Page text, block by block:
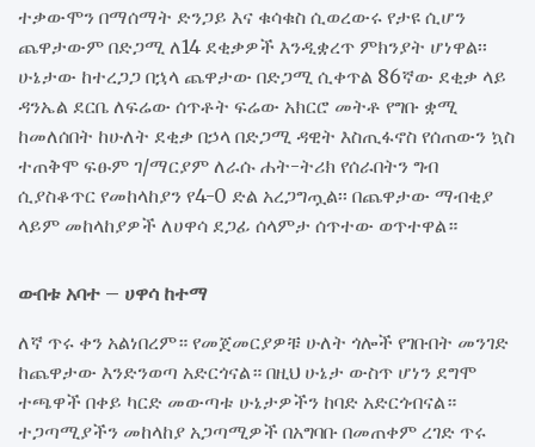
ተቃውሞን በማሰማት ድንጋይ እና ቁሳቁስ ሲወረውሩ የታዩ ሲሆን
ጨዋታውም በድጋሚ ለ14 ደቂቃዎች እንዲቋረጥ ምክንያት ሆነዋል፡፡
ሁኔታው ከተረጋጋ በኋላ ጨዋታው በድጋሚ ሲቀጥል 86ኛው ደቂቃ ላይ
ዳንኤል ደርቤ ለፍሬው ሰጥቶት ፍሬው አክርሮ መትቶ የግቡ ቋሚ
ከመለሰበት ከሁለት ደቂቃ በኃላ በድጋሚ ዳዊት እስጢፋኖስ የሰጠውን ኳስ
ተጠቅሞ ፍፁም ገ/ማርያም ለራሱ ሐት-ትሪክ የሰራበትን ግብ
ሲያስቆጥር የመከላከያን የ4-0 ድል አረጋግጧል፡፡ በጨዋታው ማብቂያ
ላይም መከላከያዎች ለሀዋሳ ደጋፊ ሰላምታ ሰጥተው ወጥተዋል።
ውበቱ አባተ – ሀዋሳ ከተማ
ለኛ ጥሩ ቀን አልነበረም። የመጀመርያዎቹ ሁለት ጎሎች የገቡበት መንገድ
ከጨዋታው እንድንወጣ አድርጎናል። በዚህ ሁኔታ ውስጥ ሆነን ደግሞ
ተጫዋች በቀይ ካርድ መውጣቱ ሁኔታዎችን ከባድ አድርጎብናል።
ተጋጣሚያችን መከላከያ አጋጣሚዎች በአግባቡ በመጠቀም ረገድ ጥሩ